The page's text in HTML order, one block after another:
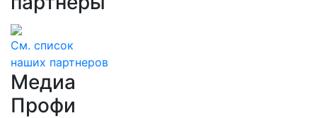
См. список
наших партнеров
Медиа
Профи